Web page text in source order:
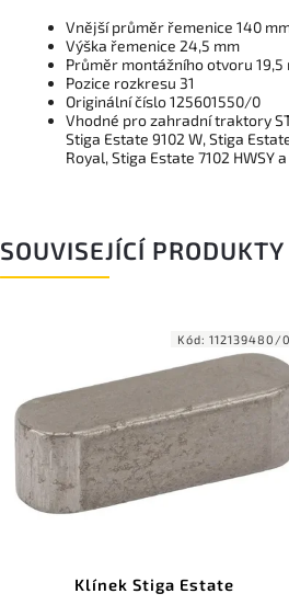
Vnější průměr řemenice 140
Výška řemenice 24,5 mm
Průměr montážního otvoru 19,5
Pozice rozkresu 31
Originální číslo 125601550/0
Vhodné pro zahradní traktory
Stiga Estate 9102 W, Stiga
Royal, Stiga Estate 7102 HWSY
SOUVISEJÍCÍ PRODUKTY
Klínek Stiga Estate
Kód: 112139480/0